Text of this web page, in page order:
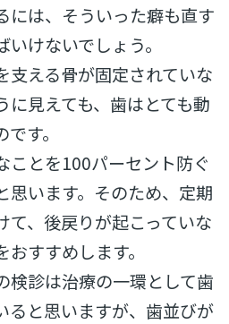
には、そういった癖も直す
けないでしょう。
支える骨が固定されていな
に見えても、歯はとても動
す。
ことを100パーセント防ぐ
思います。そのため、定期
て、後戻りが起こっていな
すすめします。
検診は治療の一環として歯
ると思いますが、歯並びが